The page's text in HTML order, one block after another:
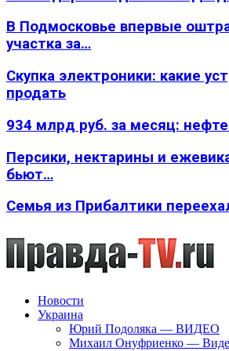
В Подмосковье впервые
участка за…
Скупка электроники: какие
продать
934 млрд руб. за месяц:
Персики, нектарины и
бьют…
Семья из Прибалтики
Новости
Украина
Юрий Подоляка — ВИДЕО
Михаил Онуфриенко —